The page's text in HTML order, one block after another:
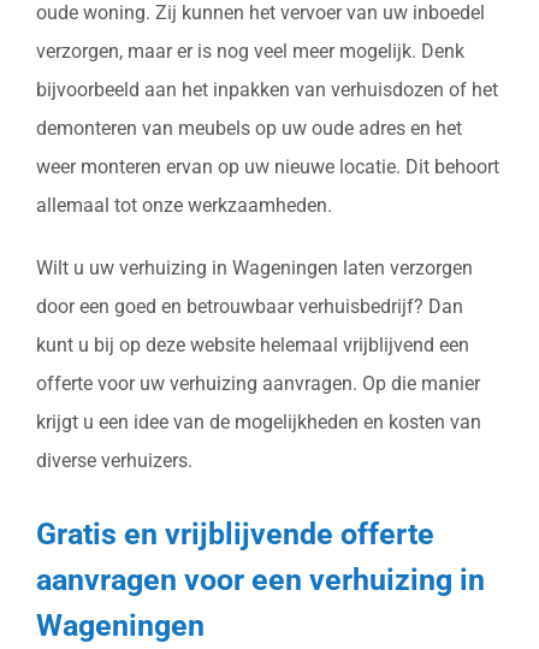
oude woning. Zij kunnen het vervoer van uw inboedel
verzorgen, maar er is nog veel meer mogelijk. Denk
bijvoorbeeld aan het inpakken van verhuisdozen of het
demonteren van meubels op uw oude adres en het
weer monteren ervan op uw nieuwe locatie. Dit behoort
allemaal tot onze werkzaamheden.
Wilt u uw verhuizing in Wageningen laten verzorgen
door een goed en betrouwbaar verhuisbedrijf? Dan
kunt u bij op deze website helemaal vrijblijvend een
offerte voor uw verhuizing aanvragen. Op die manier
krijgt u een idee van de mogelijkheden en kosten van
diverse verhuizers.
Gratis en vrijblijvende offerte
aanvragen voor een verhuizing in
Wageningen